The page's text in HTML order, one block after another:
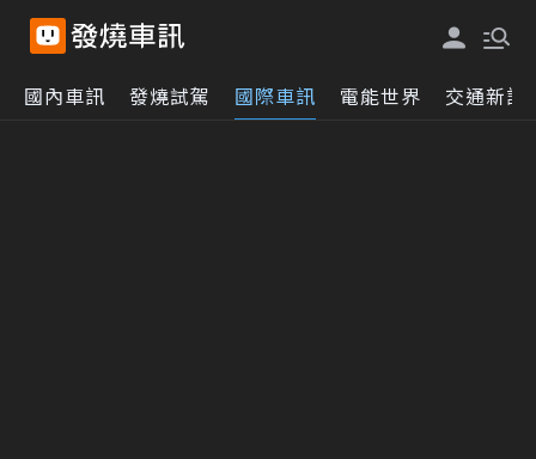
國內車訊 發燒試駕 國際車訊 電能世界 交通新訊